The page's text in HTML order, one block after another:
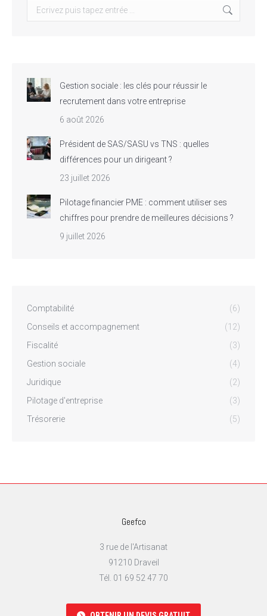
Search:
Gestion sociale : les clés pour réussir le
recrutement dans votre entreprise
6 août 2026
Président de SAS/SASU vs TNS : quelles
différences pour un dirigeant ?
23 juillet 2026
Pilotage financier PME : comment utiliser ses
chiffres pour prendre de meilleures décisions ?
9 juillet 2026
Comptabilité
(6)
Conseils et accompagnement
(12)
Fiscalité
(3)
Gestion sociale
(4)
Juridique
(2)
Pilotage d'entreprise
(3)
Trésorerie
(5)
Geefco
3 rue de l'Artisanat
91210 Draveil
Tél. 01 69 52 47 70